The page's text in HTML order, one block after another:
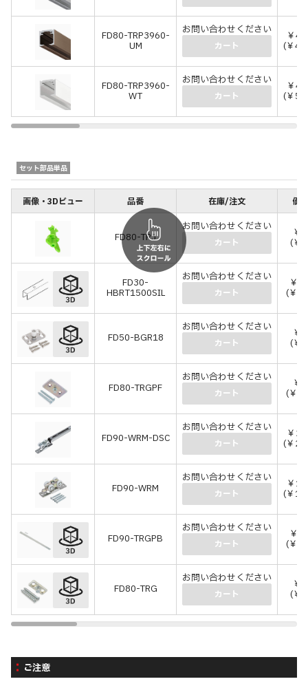
FD80-TRP3960-
UM
お問い合わせください
カート
￥
(￥
FD80-TRP3960-
WT
お問い合わせください
カート
￥
(￥
セット部品単品
画像・3Dビュー 品番 在庫/注文 価
FD80-TRJ
お問い合わせください
カート
￥
(￥
FD30-
HBRT1500SIL
お問い合わせください
カート
￥
(￥
FD50-BGR18
お問い合わせください
カート
￥
(￥
FD80-TRGPF
お問い合わせください
カート
￥
(￥
FD90-WRM-DSC
お問い合わせください
カート
￥
(￥
FD90-WRM
お問い合わせください
カート
￥
(￥
FD90-TRGPB
お問い合わせください
カート
￥
(￥
FD80-TRG
お問い合わせください
カート
￥
(￥
ご注意